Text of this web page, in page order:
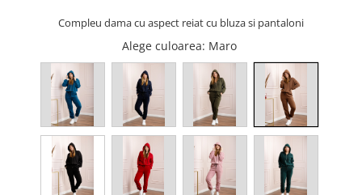
Compleu dama cu aspect reiat cu bluza si pantaloni
Alege culoarea: Maro